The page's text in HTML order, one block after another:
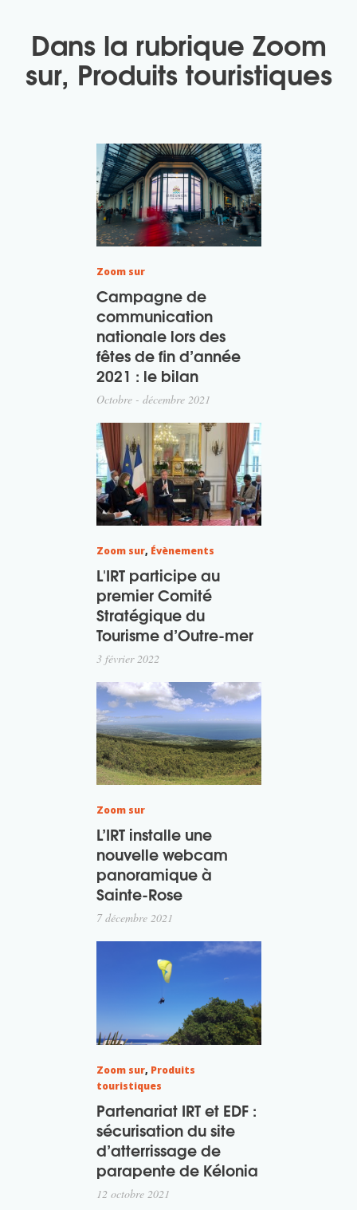
Dans la rubrique Zoom
sur, Produits touristiques
Zoom sur
Campagne de
communication
nationale lors des
fêtes de fin d’année
2021 : le bilan
Octobre - décembre 2021
Zoom sur, Évènements
L'IRT participe au
premier Comité
Stratégique du
Tourisme d’Outre-mer
3 février 2022
Zoom sur
L’IRT installe une
nouvelle webcam
panoramique à
Sainte-Rose
7 décembre 2021
Zoom sur, Produits
touristiques
Partenariat IRT et EDF :
sécurisation du site
d’atterrissage de
parapente de Kélonia
12 octobre 2021